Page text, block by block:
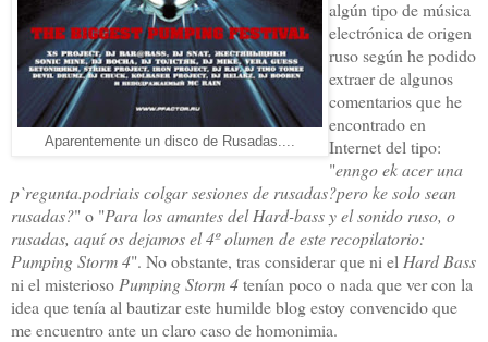
Aparentemente un disco de Rusadas....
algún tipo de música
electrónica de origen
ruso según he podido
extraer de algunos
comentarios que he
encontrado en
Internet del tipo:
"enngo ek acer una
p`regunta.podriais colgar sesiones de rusadas?pero ke solo sean
rusadas?" o "Para los amantes del Hard-bass y el sonido ruso, o
rusadas, aquí os dejamos el 4º olumen de este recopilatorio:
Pumping Storm 4". No obstante, tras considerar que ni el Hard Bass
ni el misterioso Pumping Storm 4tenían poco o nada que ver con la
idea que tenía al bautizar este humilde blog estoy convencido que
me encuentro ante un claro caso de homonimia.